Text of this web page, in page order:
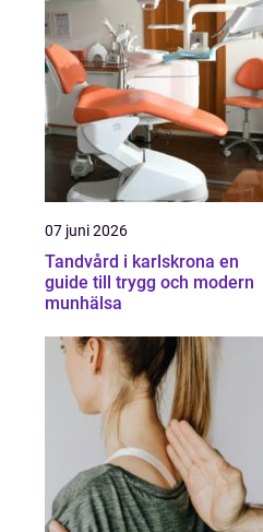
07 juni 2026
Tandvård i karlskrona en
guide till trygg och modern
munhälsa